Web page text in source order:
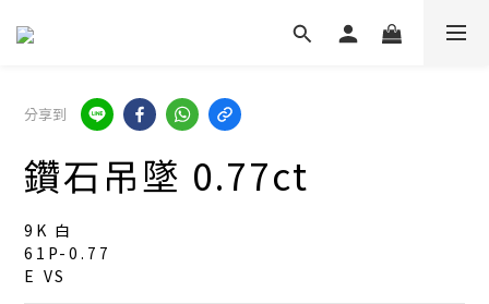
分享到
鑽石吊墜 0.77ct
9K 白
61P-0.77
E VS